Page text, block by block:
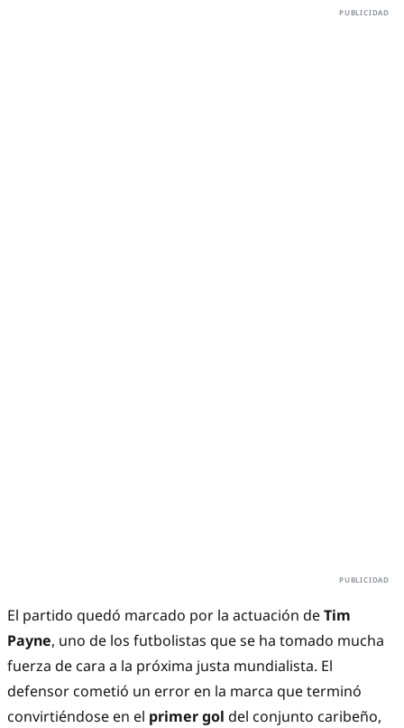
El partido quedó marcado por la actuación deTim
Payne, uno de los futbolistas que se ha tomado mucha
fuerza de cara a la próxima justa mundialista. El
defensor cometió un error en la marca que terminó
convirtiéndose en el primer gol del conjunto caribeño,